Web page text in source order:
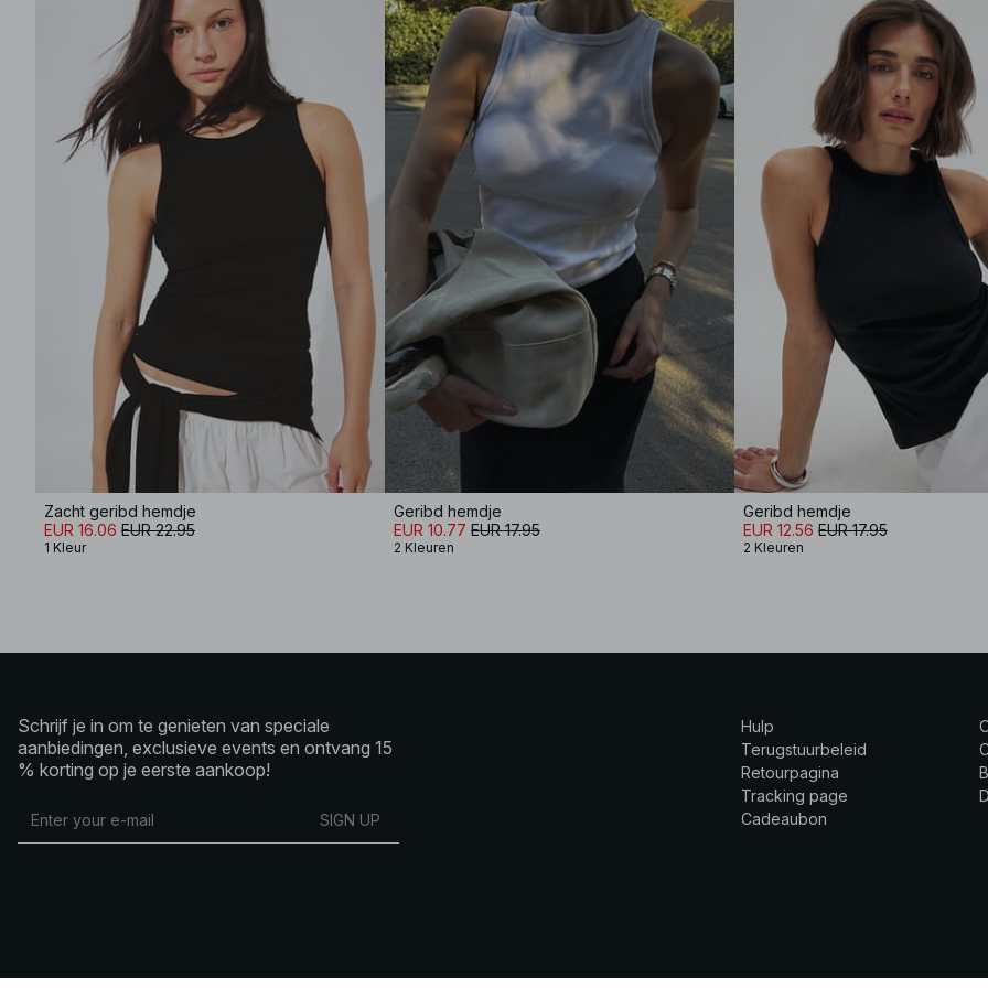
Zacht geribd hemdje
EUR 16.06 EUR 22.95
1 Kleur
Geribd hemdje
EUR 10.77 EUR 17.95
2 Kleuren
Geribd hemdje
EUR 12.56 EUR 17.95
2 Kleuren
Schrijf je in om te genieten van speciale
aanbiedingen, exclusieve events en ontvang 15
% korting op je eerste aankoop!
SIGN UP
Hulp
Terugstuurbeleid
Retourpagina
Tracking page
Cadeaubon